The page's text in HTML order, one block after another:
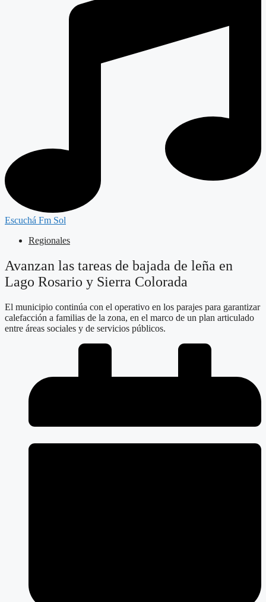
Escuchá Fm Sol
Regionales
Avanzan las tareas de bajada de leña en
Lago Rosario y Sierra Colorada
El municipio continúa con el operativo en los parajes para garantizar
calefacción a familias de la zona, en el marco de un plan articulado
entre áreas sociales y de servicios públicos.